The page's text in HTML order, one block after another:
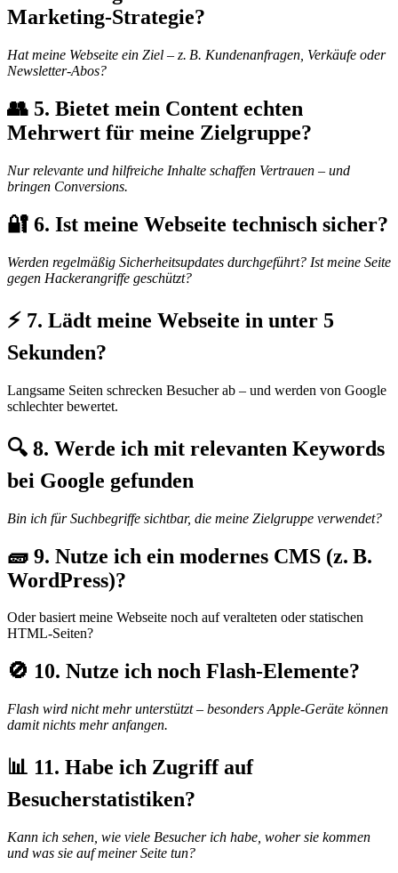
Marketing-Strategie?
Hat meine Webseite ein Ziel – z. B. Kundenanfragen, Verkäufe oder
Newsletter-Abos?
👥 5. Bietet mein Content echten
Mehrwert für meine Zielgruppe?
Nur relevante und hilfreiche Inhalte schaffen Vertrauen – und
bringen Conversions.
🔐 6. Ist meine Webseite technisch sicher?
Werden regelmäßig Sicherheitsupdates durchgeführt? Ist meine Seite
gegen Hackerangriffe geschützt?
⚡ 7. Lädt meine Webseite in unter 5
Sekunden?
Langsame Seiten schrecken Besucher ab – und werden von Google
schlechter bewertet.
🔍 8. Werde ich mit relevanten Keywords
bei Google gefunden
Bin ich für Suchbegriffe sichtbar, die meine Zielgruppe verwendet?
🧱 9. Nutze ich ein modernes CMS (z. B.
WordPress)?
Oder basiert meine Webseite noch auf veralteten oder statischen
HTML-Seiten?
🚫 10. Nutze ich noch Flash-Elemente?
Flash wird nicht mehr unterstützt – besonders Apple-Geräte können
damit nichts mehr anfangen.
📊 11. Habe ich Zugriff auf
Besucherstatistiken?
Kann ich sehen, wie viele Besucher ich habe, woher sie kommen
und was sie auf meiner Seite tun?